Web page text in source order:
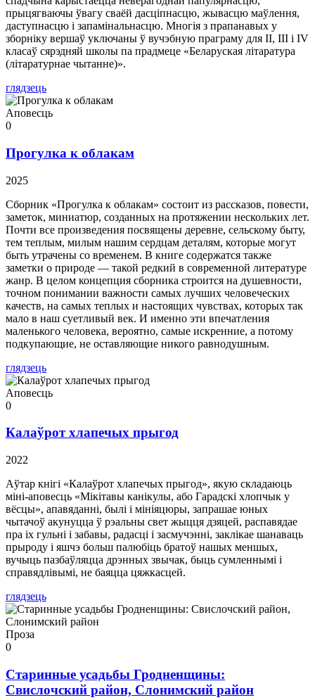
прыцягваючы ўвагу сваёй дасціпнасцю, жывасцю маўлення,
даступнасцю і запамінальнасцю. Многія з прапанавых у
зборніку вершаў уключаны ў вучэбную праграму для II, III і IV
класаў сярэдняй школы па прадмеце «Беларуская літаратура
(літаратурнае чытанне)».
глядзець
Аповесць
0
Прогулка к облакам
2025
Сборник «Прогулка к облакам» состоит из рассказов, повести,
заметок, миниатюр, созданных на протяжении нескольких лет.
Почти все произведения посвящены деревне, сельскому быту,
тем теплым, милым нашим сердцам деталям, которые могут
быть утрачены со временем. В книге содержатся также
заметки о природе — такой редкий в современной литературе
жанр. В целом концепция сборника строится на душевности,
точном понимании важности самых лучших человеческих
качеств, на самых теплых и настоящих чувствах, которых так
мало в наш суетливый век. И именно эти впечатления
маленького человека, вероятно, самые искренние, а потому
подкупающие, не оставляющие никого равнодушным.
глядзець
Аповесць
0
Калаўрот хлапечых прыгод
2022
Аўтар кнігі «Калаўрот хлапечых прыгод», якую складаюць
міні-аповесць «Мікітавы канікулы, або Гарадскі хлопчык у
вёсцы», апавяданні, былі і мініяцюры, запрашае юных
чытачоў акунуцца ў рэальны свет жыцця дзяцей, распавядае
пра іх гульні і забавы, радасці і засмучэнні, заклікае шанаваць
прыроду і яшчэ больш палюбіць братоў нашых меншых,
вучыць пазбаўляцца дрэнных звычак, быць сумленнымі і
справядлівымі, не баяцца цяжкасцей.
глядзець
Проза
0
Старинные усадьбы Гродненщины:
Свислочский район, Слонимский район